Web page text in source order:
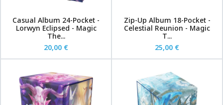
Casual Album 24-Pocket -
Lorwyn Eclipsed - Magic
The...
20,00 €
Zip-Up Album 18-Pocket -
Celestial Reunion - Magic
T...
25,00 €